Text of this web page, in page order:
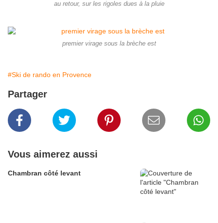
au retour, sur les rigoles dues à la pluie
premier virage sous la brèche est
#Ski de rando en Provence
Partager
Vous aimerez aussi
Chambran côté levant